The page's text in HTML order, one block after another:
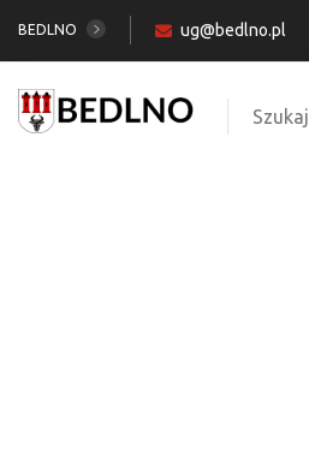
BEDLNO ug@bedlno.pl
Szukaj